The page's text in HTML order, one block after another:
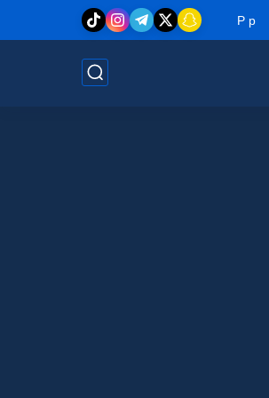
P p